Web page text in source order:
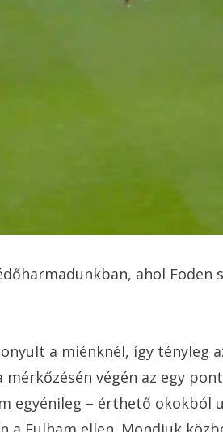
ahol Foden
a miénknél, így tényleg
végén az egy
egyénileg – érthető okokból